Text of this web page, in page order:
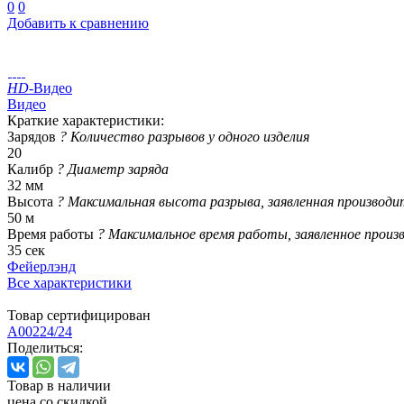
0 0
Добавить к сравнению
HD-Видео
Видео
Краткие характеристики:
Зарядов ? Количество разрывов у одного изделия
20
Калибр ? Диаметр заряда
32 мм
Высота ? Максимальная высота разрыва, заявленная
50 м
Время работы ? Максимальное время работы, заявленное
35 сек
Фейерлэнд
Все характеристики
Товар сертифицирован
A00224/24
Поделиться:
Товар в наличии